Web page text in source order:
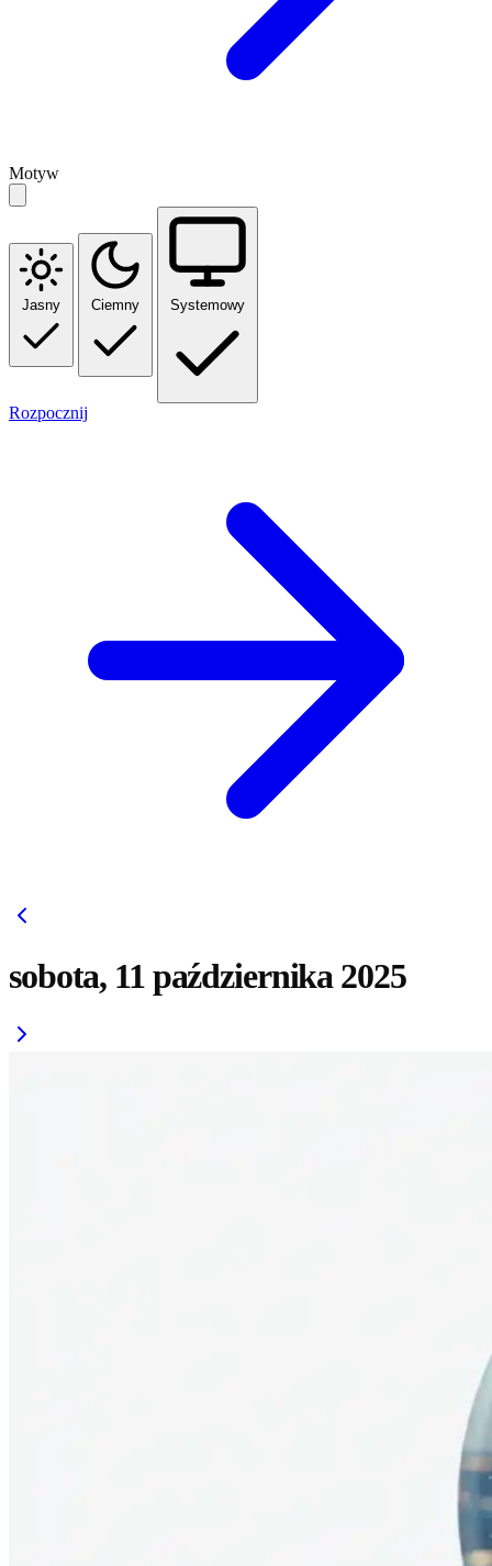
Motyw
Jasny Ciemny Systemowy
Rozpocznij
sobota, 11 października 2025